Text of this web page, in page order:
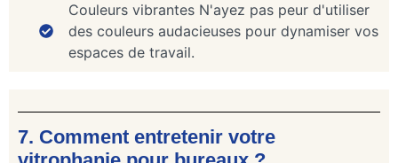
Couleurs vibrantes N'ayez pas peur d'utiliser
des couleurs audacieuses pour dynamiser vos
espaces de travail.
7. Comment entretenir votre